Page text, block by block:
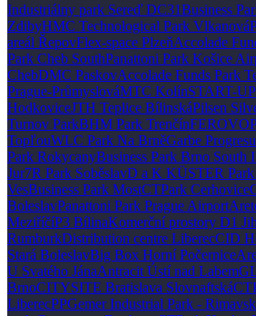
Industriálny park Sereď DC31Business
ZdibyHMC Technological Park Vlkanová
areál ŘepovFlex-space PlzeňAccolade
Park Cheb SouthPanattoni Park Košice
ChebDMC PaskovAccolade Funds Park
Prague-PrůmyslováMTC KolínSTART-
HodkoviceJTH Teplice BílinskáPilsen
Turnov ParkBHM Park Trenčín
TopľouWLC Park Na BrněGarbe
Park RokycanyBusiness Park Brno South
Jur7R Park SoběslavD a K KÜSTER
VesBusiness Park MostCTPark Cerhovice
BoleslavPanattoni Park Prague Airport
MeziříčíP3 BílinaKomerční prostory D1
RumburkDistribution centre LiberecCID
Stará BoleslavBig Box Horní Počernice
U Svatého JánaAntracit Ústí nad Labem
BrnoCITYSITE Bratislava Slovnaftská
LiberecPPGemer Industrial Park -